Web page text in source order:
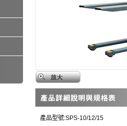
產品型號:SPS-10/12/15